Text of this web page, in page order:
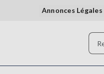
Annonces Légales